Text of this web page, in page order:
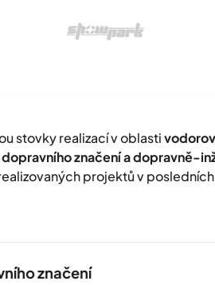
stovky realizací v oblasti
značení a dopravně-
projektů v
značení